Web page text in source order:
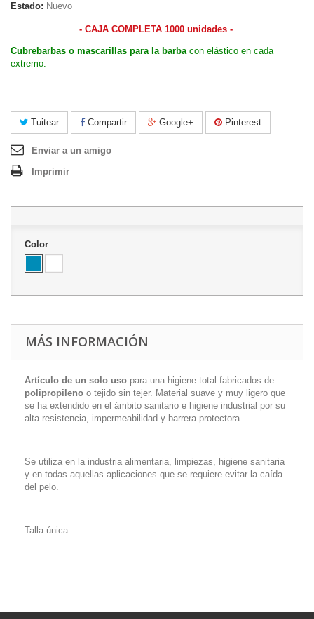
Estado: Nuevo
- CAJA COMPLETA 1000 unidades -
Cubrebarbas o mascarillas para la barbacon elástico en cada
extremo.
Tuitear Compartir Google+ Pinterest
Enviar a un amigo
Imprimir
Color
MÁS INFORMACIÓN
Artículo de un solo uso para una higiene total fabricados de
polipropileno o tejido sin tejer. Material suave y muy ligero que
se ha extendido en el ámbito sanitario e higiene industrial por su
alta resistencia, impermeabilidad y barrera protectora.
Se utiliza en la industria alimentaria, limpiezas, higiene sanitaria
y en todas aquellas aplicaciones que se requiere evitar la caída
del pelo.
Talla única.